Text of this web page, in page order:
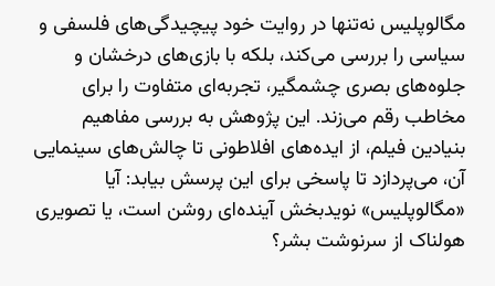
مگالوپلیس نه‌تنها در روایت خود پیچیدگی‌های فلسفی و
سیاسی را بررسی می‌کند، بلکه با بازی‌های درخشان و
جلوه‌های بصری چشمگیر، تجربه‌ای متفاوت را برای
مخاطب رقم می‌زند. این پژوهش به بررسی مفاهیم
بنیادین فیلم، از ایده‌های افلاطونی تا چالش‌های سینمایی
آن، می‌پردازد تا پاسخی برای این پرسش بیابد: آیا
«مگالوپلیس» نویدبخش آینده‌ای روشن است، یا تصویری
هولناک از سرنوشت بشر؟